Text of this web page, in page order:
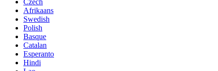
Afrikaans
Swedish
Polish
Basque
Catalan
Esperanto
Hindi